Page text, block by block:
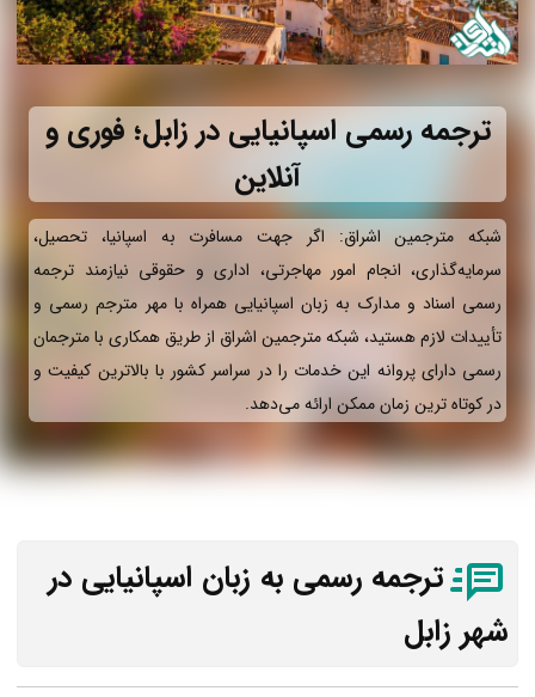
ترجمه رسمی اسپانیایی در زابل؛ فوری و
آنلاین
شبکه مترجمین اشراق: اگر جهت مسافرت به اسپانیا، تحصیل،
سرمایه‌گذاری، انجام امور مهاجرتی، اداری و حقوقی نیازمند ترجمه
رسمی اسناد و مدارک به زبان اسپانیایی همراه با مهر مترجم رسمی و
تأییدات لازم هستید، شبکه مترجمین اشراق از طریق همکاری با مترجمان
رسمی دارای پروانه این خدمات را در سراسر کشور با بالاترین کیفیت و
در کوتاه ترین زمان ممکن ارائه می‌دهد.
ترجمه رسمی به زبان اسپانیایی در
شهر زابل